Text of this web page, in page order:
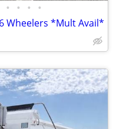
• • • •
Wheelers *Mult Avail*